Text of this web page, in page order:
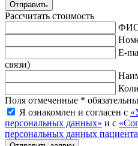
Рассчитать стоимость
E-
связи)
Поля отмеченные *
Я ознакомлен и согласен с
персональных данных» и с
персональных данных